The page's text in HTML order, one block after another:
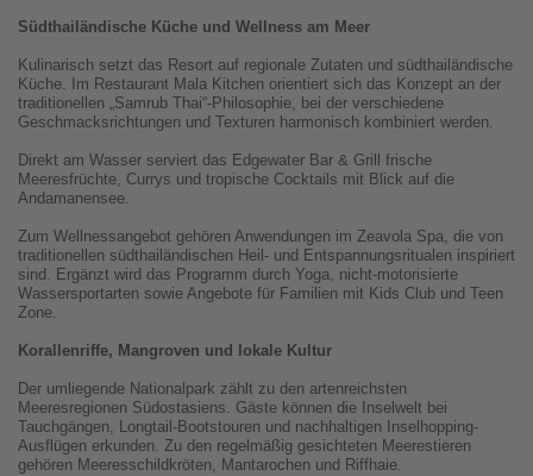
Südthailändische Küche und Wellness am Meer
Kulinarisch setzt das Resort auf regionale Zutaten und südthailändische
Küche. Im Restaurant Mala Kitchen orientiert sich das Konzept an der
traditionellen „Samrub Thai“-Philosophie, bei der verschiedene
Geschmacksrichtungen und Texturen harmonisch kombiniert werden.
Direkt am Wasser serviert das Edgewater Bar & Grill frische
Meeresfrüchte, Currys und tropische Cocktails mit Blick auf die
Andamanensee.
Zum Wellnessangebot gehören Anwendungen im Zeavola Spa, die von
traditionellen südthailändischen Heil- und Entspannungsritualen inspiriert
sind. Ergänzt wird das Programm durch Yoga, nicht-motorisierte
Wassersportarten sowie Angebote für Familien mit Kids Club und Teen
Zone.
Korallenriffe, Mangroven und lokale Kultur
Der umliegende Nationalpark zählt zu den artenreichsten
Meeresregionen Südostasiens. Gäste können die Inselwelt bei
Tauchgängen, Longtail-Bootstouren und nachhaltigen Inselhopping-
Ausflügen erkunden. Zu den regelmäßig gesichteten Meerestieren
gehören Meeresschildkröten, Mantarochen und Riffhaie.